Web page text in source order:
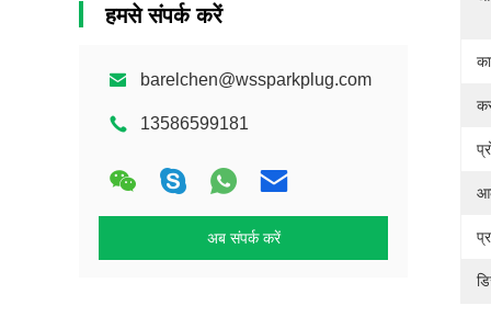
हमसे संपर्क करें
barelchen@wssparkplug.com
13586599181
अब संपर्क करें